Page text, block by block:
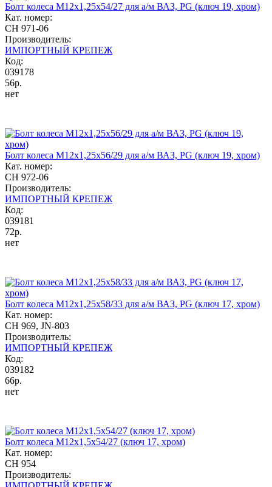
Болт колеса М12x1,25x54/27 для а/м ВАЗ, PG (ключ 19, хром)
Кат. номер:
CH 971-06
Производитель:
ИМПОРТНЫЙ КРЕПЕЖ
Код:
039178
56р.
нет
Болт колеса М12x1,25x56/29 для а/м ВАЗ, PG (ключ 19, хром)
Кат. номер:
CH 972-06
Производитель:
ИМПОРТНЫЙ КРЕПЕЖ
Код:
039181
72р.
нет
Болт колеса М12x1,25x58/33 для а/м ВАЗ, PG (ключ 17, хром)
Кат. номер:
CH 969, JN-803
Производитель:
ИМПОРТНЫЙ КРЕПЕЖ
Код:
039182
66р.
нет
Болт колеса М12x1,5x54/27 (ключ 17, хром)
Кат. номер:
CH 954
Производитель: